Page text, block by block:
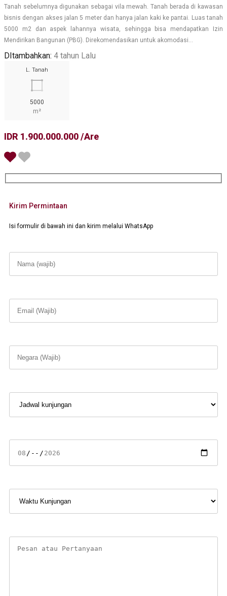
Tanah sebelumnya digunakan sebagai vila mewah. Tanah berada di kawasan
bisnis dengan akses jalan 5 meter dan hanya jalan kaki ke pantai. Luas tanah
5000 m2 dan aspek lahannya wisata, sehingga bisa mendapatkan Izin
Mendirikan Bangunan (PBG). Direkomendasikan untuk akomodasi…
DItambahkan: 4 tahun Lalu
L. Tanah
5000
m²
IDR 1.900.000.000 /Are
Kirim Permintaan
Isi formulir di bawah ini dan kirim melalui WhatsApp